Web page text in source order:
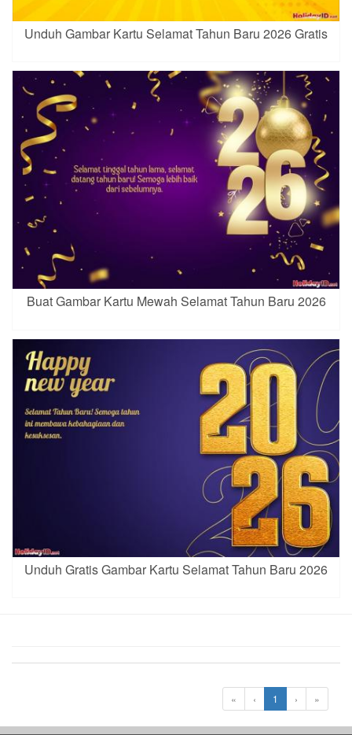
Unduh Gambar Kartu Selamat Tahun Baru 2026 Gratis
Buat Gambar Kartu Mewah Selamat Tahun Baru 2026
Unduh Gratis Gambar Kartu Selamat Tahun Baru 2026
« ‹ 1 › »